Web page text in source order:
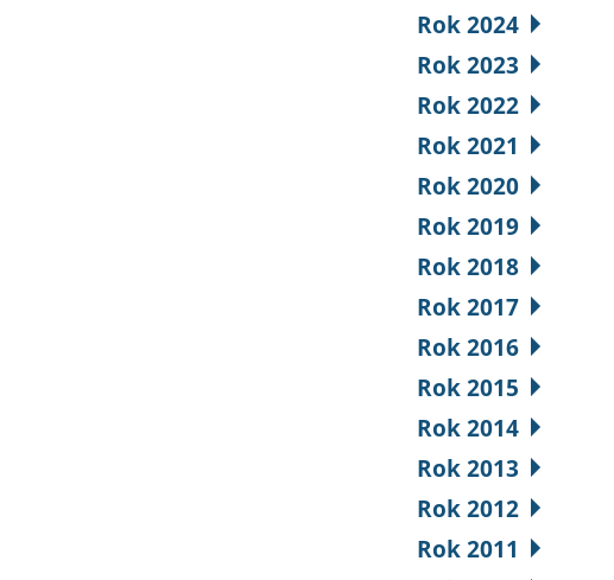
Rok 2024
Rok 2023
Rok 2022
Rok 2021
Rok 2020
Rok 2019
Rok 2018
Rok 2017
Rok 2016
Rok 2015
Rok 2014
Rok 2013
Rok 2012
Rok 2011